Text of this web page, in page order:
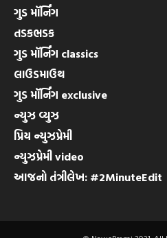
ગુડ મૉર્નિંગ
તડકભડક
ગુડ મૉર્નિંગ classics
લાઉડમાઉથ
ગુડ મૉર્નિંગ exclusive
ન્યુઝ વ્યુઝ
પ્રિય ન્યુઝપ્રેમી
ન્યુઝપ્રેમી video
આજનો તંત્રીલેખ: #2MinuteEdit